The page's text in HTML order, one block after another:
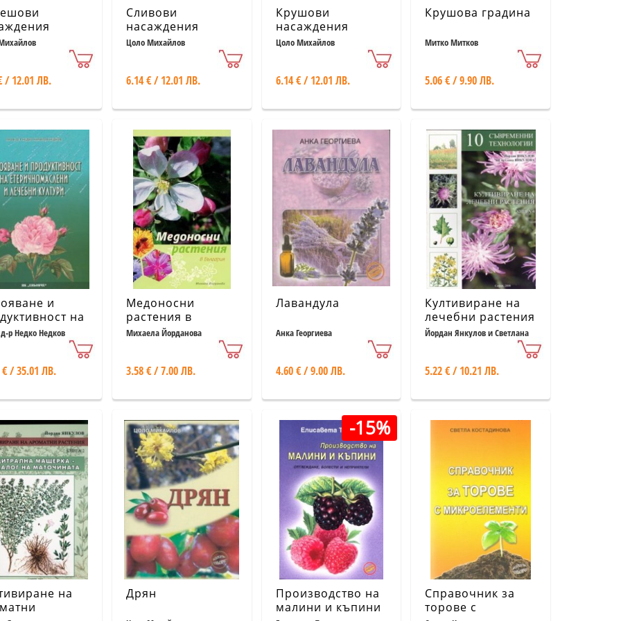
/ 12.01 ЛВ.
Сливови
насаждения
Цоло Михайлов
6.14 € / 12.01 ЛВ.
Крушови
насаждения
Цоло Михайлов
6.14 € / 12.01 ЛВ.
Крушова градина
Митко Митков
5.06 € / 9.90 ЛВ.
и
на
р Недко Недков
€ / 35.01 ЛВ.
Медоносни
растения в
България
Михаела Йорданова
3.58 € / 7.00 ЛВ.
Лавандула
Анка Георгиева
4.60 € / 9.00 ЛВ.
Култивиране на
лечебни растения
Кн.4: 10
Йордан Янкулов и Светлана
5.22 € / 10.21 ЛВ.
на
Дрян
-15%
Производство на
малини и къпини
Справочник за
торове с